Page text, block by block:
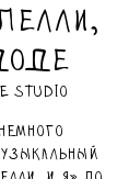
Studio